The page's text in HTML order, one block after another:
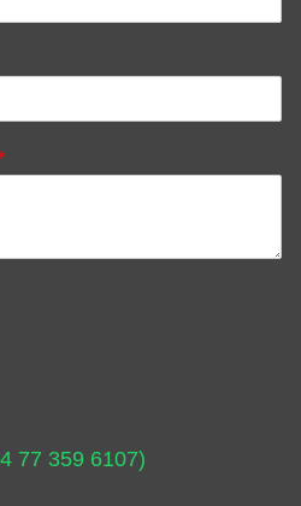
77 359 6107)